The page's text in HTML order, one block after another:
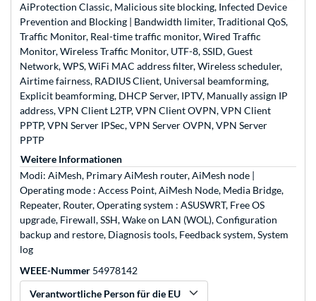
AiProtection Classic, Malicious site blocking, Infected Device
Prevention and Blocking | Bandwidth limiter, Traditional QoS,
Traffic Monitor, Real-time traffic monitor, Wired Traffic
Monitor, Wireless Traffic Monitor, UTF-8, SSID, Guest
Network, WPS, WiFi MAC address filter, Wireless scheduler,
Airtime fairness, RADIUS Client, Universal beamforming,
Explicit beamforming, DHCP Server, IPTV, Manually assign IP
address, VPN Client L2TP, VPN Client OVPN, VPN Client
PPTP, VPN Server IPSec, VPN Server OVPN, VPN Server
PPTP
Weitere Informationen
Modi: AiMesh, Primary AiMesh router, AiMesh node |
Operating mode : Access Point, AiMesh Node, Media Bridge,
Repeater, Router, Operating system : ASUSWRT, Free OS
upgrade, Firewall, SSH, Wake on LAN (WOL), Configuration
backup and restore, Diagnosis tools, Feedback system, System
log
WEEE-Nummer 54978142
Verantwortliche Person für die EU